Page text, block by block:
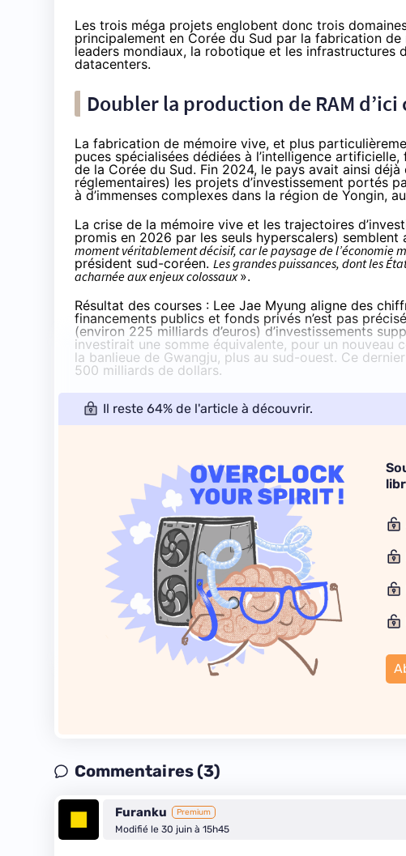
Les trois méga projets englobent donc trois
principalement en Corée du Sud par la fabrication
leaders mondiaux, la robotique et les infrastructures
datacenters.
Doubler la production de RAM d’ici
La fabrication de mémoire vive, et plus
puces spécialisées dédiées à l’intelligence
de la Corée du Sud. Fin 2024, le pays avait ainsi déjà
réglementaires) les projets d’investissement portés
à d’immenses complexes dans la région de Yongin,
La crise de la mémoire vive et les trajectoires
promis en 2026 par les seuls hyperscalers) semblent
moment véritablement décisif, car le paysage de l’économie
président sud-coréen. Les grandes puissances, dont les
acharnée aux enjeux colossaux».
Résultat des courses : Lee Jae Myung aligne des
financements publics et fonds privés n’est pas
(environ 225 milliards d’euros) d’investissements
investirait une somme équivalente, pour un nouveau
la banlieue de Gwangju, plus au sud-ouest. Ce
500 milliards de dollars.
Il reste 64% de l'article à découvrir.
Commentaires (3)
Furanku Premium
Modifié le 30 juin à 15h45